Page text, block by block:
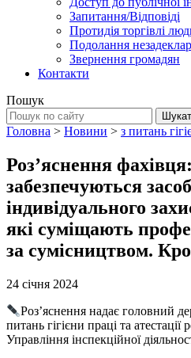
Запитання/Відповіді
Протидія торгівлі
Подолання
Звернення громадян
Контакти
Пошук
Головна > Новини > з питань
Роз’яснення
забезпечуються
індивідуального
які суміщають
за сумісництвом.
24 січня 2024
Роз’яснення надає головний
питань гігієни праці та
Управління інспекційної